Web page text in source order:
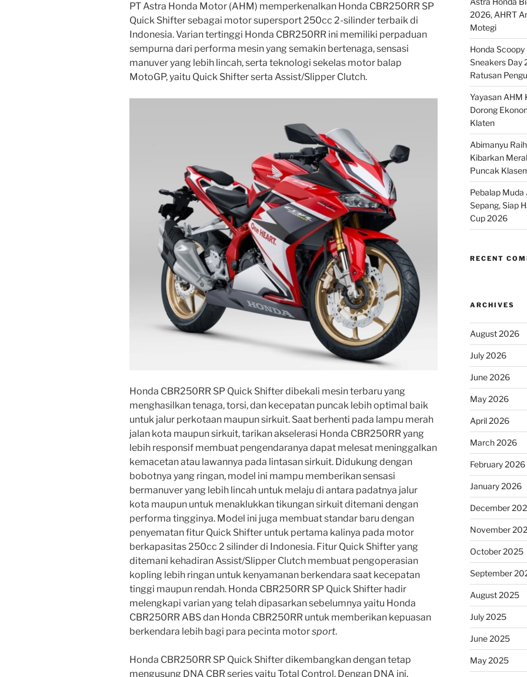
PT Astra Honda Motor (AHM) memperkenalkan Honda CBR250RR SP
Quick Shifter sebagai motor supersport 250cc 2-silinder terbaik di
Indonesia. Varian tertinggi Honda CBR250RR ini memiliki perpaduan
sempurna dari performa mesin yang semakin bertenaga, sensasi
manuver yang lebih lincah, serta teknologi sekelas motor balap
MotoGP, yaitu Quick Shifter serta Assist/Slipper Clutch.
Honda CBR250RR SP Quick Shifter dibekali mesin terbaru yang
menghasilkan tenaga, torsi, dan kecepatan puncak lebih optimal baik
untuk jalur perkotaan maupun sirkuit. Saat berhenti pada lampu merah
jalan kota maupun sirkuit, tarikan akselerasi Honda CBR250RR yang
lebih responsif membuat pengendaranya dapat melesat meninggalkan
kemacetan atau lawannya pada lintasan sirkuit. Didukung dengan
bobotnya yang ringan, model ini mampu memberikan sensasi
bermanuver yang lebih lincah untuk melaju di antara padatnya jalur
kota maupun untuk menaklukkan tikungan sirkuit ditemani dengan
performa tingginya. Model ini juga membuat standar baru dengan
penyematan fitur Quick Shifter untuk pertama kalinya pada motor
berkapasitas 250cc 2 silinder di Indonesia. Fitur Quick Shifter yang
ditemani kehadiran Assist/Slipper Clutch membuat pengoperasian
kopling lebih ringan untuk kenyamanan berkendara saat kecepatan
tinggi maupun rendah. Honda CBR250RR SP Quick Shifter hadir
melengkapi varian yang telah dipasarkan sebelumnya yaitu Honda
CBR250RR ABS dan Honda CBR250RR untuk memberikan kepuasan
berkendara lebih bagi para pecinta motorsport.
Honda CBR250RR SP Quick Shifter dikembangkan dengan tetap
mengusung DNA CBR series yaitu Total Control. Dengan DNA ini,
2026, AHRT
Motegi
Honda
Sneakers Day
Ratusan
Yayasan AHM
Dorong
Klaten
Abimanyu
Kibarkan
Puncak
Pebalap Muda
Sepang, Siap
Cup 2026
RECENT
ARCHIVES
August 2026
July 2026
June 2026
May 2026
April 2026
March 2026
February 2026
January 2026
December
November
October 2025
September
August 2025
July 2025
June 2025
May 2025